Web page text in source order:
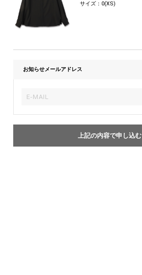
サイズ：0(XS)
お知らせメールアドレス
上記の内容で申し込む